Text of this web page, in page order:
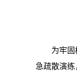
为牢
急疏散演